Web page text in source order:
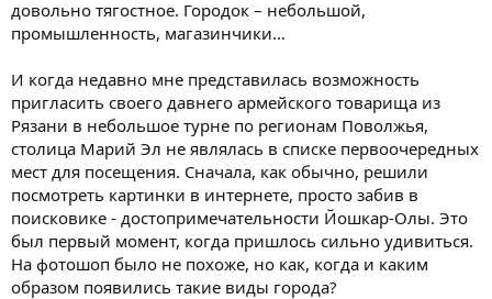
довольно тягостное. Городок – небольшой,
промышленность, магазинчики…
И когда недавно мне представилась возможность
пригласить своего давнего армейского товарища из
Рязани в небольшое турне по регионам Поволжья,
столица Марий Эл не являлась в списке первоочередных
мест для посещения. Сначала, как обычно, решили
посмотреть картинки в интернете, просто забив в
поисковике - достопримечательности Йошкар-Олы. Это
был первый момент, когда пришлось сильно удивиться.
На фотошоп было не похоже, но как, когда и каким
образом появились такие виды города?